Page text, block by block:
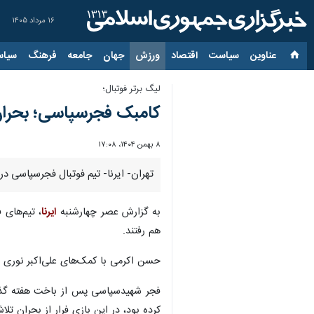
۱۶ مرداد ۱۴۰۵
عناوین‌ سیاست اقتصاد ورزش جهان جامعه فرهنگ
لیگ برتر فوتبال؛
کامبک فجرسپاسی؛
۸ بهمن ۱۴۰۴، ۱۷:۰۸